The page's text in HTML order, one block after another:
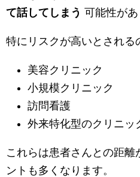
て話してしまう 可能性があ
特にリスクが高いとされ
美容クリニック
小規模クリニック
訪問看護
外来特化型のクリニッ
これらは患者さんとの距離
ントも多くなります。